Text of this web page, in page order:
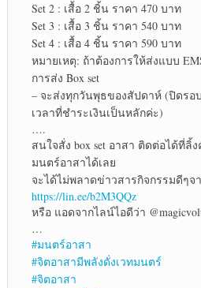
Set 2 : เสื้อ 2 ชิ้น ราคา 470 บาท
Set 3 : เสื้อ 3 ชิ้น ราคา 540 บาท
Set 4 : เสื้อ 4 ชิ้น ราคา 590 บาท
หมายเหตุ: ถ้าต้องการให้ส่งแบบ
การส่ง Box set
– จะส่งทุกวันพุธของสัปดาห์ (ปิดรอ
เวลาที่ชำระเงินเป็นหลักค่ะ)
….
สนใจสั่ง box set อาสา ติดต่อได้ที่ลิ้
มนตร์อาสาได้เลย
จะได้ไม่พลาดข่าวสารกิจกรรมดีๆจ
https://lin.ee/b2M3QQz
หรือ แอดจากไลน์ไอดีว่า
…
#มนตร์อาสา
#จิตอาสามีพลังดั่งเวทมนตร์
#จิตอาสา